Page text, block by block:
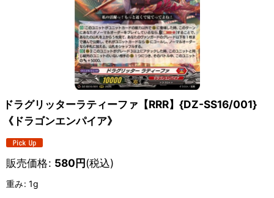
ドラグリッターラティーファ【RRR】{DZ-SS16/001}
《ドラゴンエンパイア》
販売価格: 580円(税込)
重み: 1g